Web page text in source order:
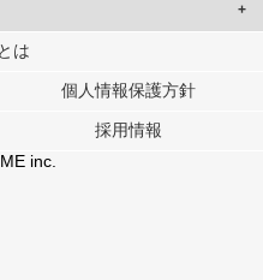
ザーに合わせたコンテンツや広告の
トナーに提供しています。
パートナーに提供した他の情報や、
したときに収集した他の情報を組み
は
個人情報保護方針
採用情報
inc.